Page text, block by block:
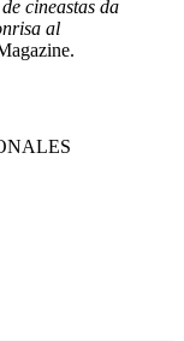
cineastas da
al